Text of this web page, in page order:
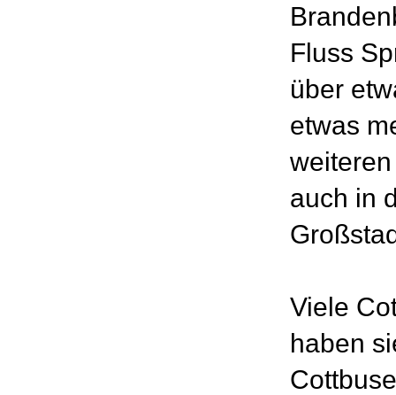
Fluss
über
etwas
auch in
Viele
haben